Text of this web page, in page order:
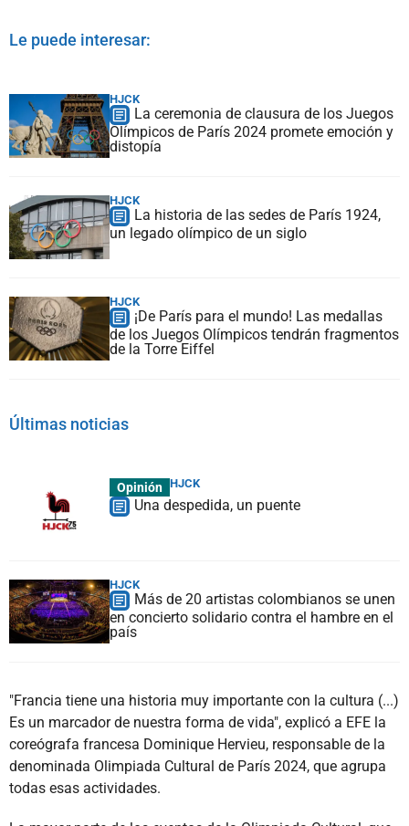
Le puede interesar:
HJCK
La ceremonia de clausura de los Juegos
Olímpicos de París 2024 promete emoción y
distopía
HJCK
La historia de las sedes de París 1924,
un legado olímpico de un siglo
HJCK
¡De París para el mundo! Las medallas
de los Juegos Olímpicos tendrán fragmentos
de la Torre Eiffel
Últimas noticias
Opinión HJCK
Una despedida, un puente
HJCK
Más de 20 artistas colombianos se unen
en concierto solidario contra el hambre en el
país
"Francia tiene una historia muy importante con la cultura (...)
Es un marcador de nuestra forma de vida", explicó a EFE la
coreógrafa francesa Dominique Hervieu, responsable de la
denominada Olimpiada Cultural de París 2024, que agrupa
todas esas actividades.